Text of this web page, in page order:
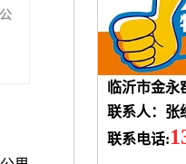
临沂市金永
联系人：张
联系电话: